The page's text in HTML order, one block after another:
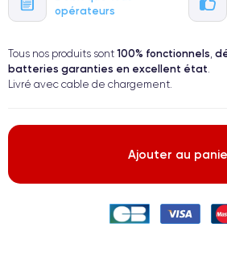
opérateurs
Tous nos produits sont 100% fonctionnels,
batteries garanties en excellent état.
Livré avec cable de chargement.
Ajouter au